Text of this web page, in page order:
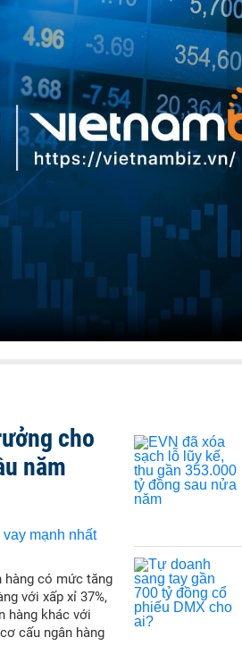
cho
năm
hàng có mức tăng
với xấp xỉ 37%,
hàng khác với
cấu ngân hàng